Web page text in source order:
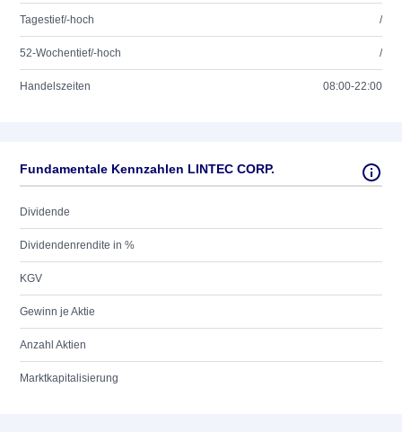
Tagestief/-hoch /
52-Wochentief/-hoch /
Handelszeiten 08:00-22:00
Fundamentale Kennzahlen LINTEC CORP.
Dividende
Dividendenrendite in %
KGV
Gewinn je Aktie
Anzahl Aktien
Marktkapitalisierung